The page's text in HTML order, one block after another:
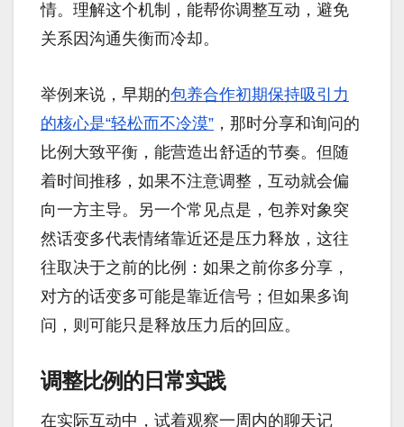
情。理解这个机制，能帮你调整互动，避免
关系因沟通失衡而冷却。
举例来说，早期的包养合作初期保持吸引力
的核心是“轻松而不冷漠” ，那时分享和询问的
比例大致平衡，能营造出舒适的节奏。但随
着时间推移，如果不注意调整，互动就会偏
向一方主导。另一个常见点是，包养对象突
然话变多代表情绪靠近还是压力释放，这往
往取决于之前的比例：如果之前你多分享，
对方的话变多可能是靠近信号；但如果多询
问，则可能只是释放压力后的回应。
调整比例的日常实践
在实际互动中，试着观察一周内的聊天记